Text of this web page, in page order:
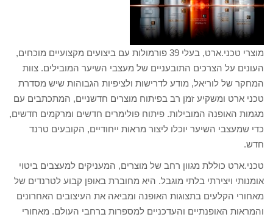
מוצרי טכני.ארט, בעלי 39 פורמולות עם ביצועים מקצועיים מוכחים,
העונים על הצרכים התובעניים של מעצבי השיער המובילים. צוות
המחקר של לוריאל, מודע לדרישות ולציפיות הגבוהות שיש מסדרת
טכני ארט ומשקיע זמן רב בפיתוח מוצרים חדשניים, המתכתבים עם
מגמות האופנה המובילות. פיתוח פולימרים חדשים ומרקמים חדשים,
כדי שמעצבי השיער יוכלו ליצור מראות ייחודיים, הקובעים טרנד
חדש.
טכני.ארט כוללת מגוון רחב של מוצרים, המעניקים למעצבים ביטוי
אומנותי ויצירתי בלתי מוגבל. היא מחוברת באופן קבוע לטרנדים של
מאחורי הקלעים בתצוגות האופנה ומביאה את העיצובים האחרונים
והמראות האופנתיים והעדכניים למספרות ברחבי העולם. מאחורי